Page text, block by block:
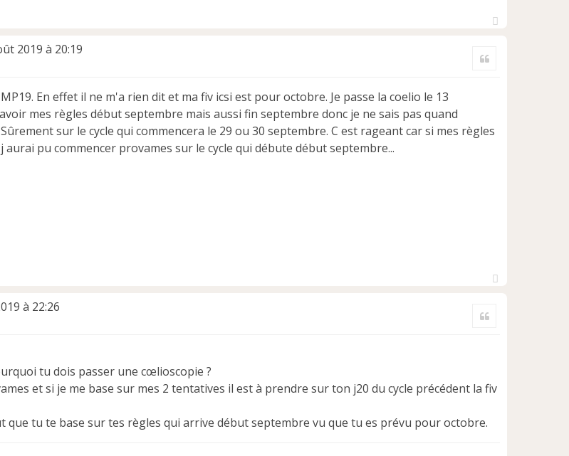
2019 à 20:19
En effet il ne m'a rien dit et ma fiv icsi est pour octobre. Je passe la coelio le 13
mes règles début septembre mais aussi fin septembre donc je ne sais pas quand
sur le cycle qui commencera le 29 ou 30 septembre. C est rageant car si mes règles
pu commencer provames sur le cycle qui débute début septembre...
à 22:26
tu dois passer une cœlioscopie ?
et si je me base sur mes 2 tentatives il est à prendre sur ton j20 du cycle précédent la fiv
que tu te base sur tes règles qui arrive début septembre vu que tu es prévu pour octobre.